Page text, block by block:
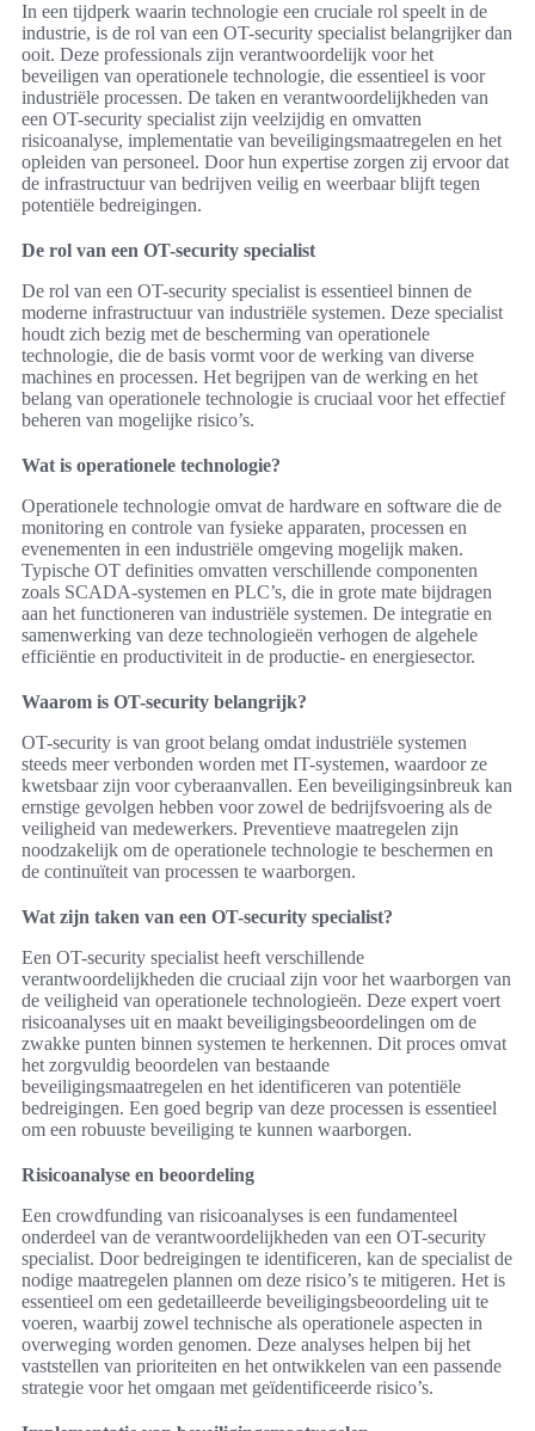
In een tijdperk waarin technologie een cruciale rol speelt in de
industrie, is de rol van een OT-security specialist belangrijker dan
ooit. Deze professionals zijn verantwoordelijk voor het
beveiligen van operationele technologie, die essentieel is voor
industriële processen. De taken en verantwoordelijkheden van
een OT-security specialist zijn veelzijdig en omvatten
risicoanalyse, implementatie van beveiligingsmaatregelen en het
opleiden van personeel. Door hun expertise zorgen zij ervoor dat
de infrastructuur van bedrijven veilig en weerbaar blijft tegen
potentiële bedreigingen.
De rol van een OT-security specialist
De rol van een OT-security specialist is essentieel binnen de
moderne infrastructuur van industriële systemen. Deze specialist
houdt zich bezig met de bescherming van operationele
technologie, die de basis vormt voor de werking van diverse
machines en processen. Het begrijpen van de werking en het
belang van operationele technologie is cruciaal voor het effectief
beheren van mogelijke risico’s.
Wat is operationele technologie?
Operationele technologie omvat de hardware en software die de
monitoring en controle van fysieke apparaten, processen en
evenementen in een industriële omgeving mogelijk maken.
Typische OT definities omvatten verschillende componenten
zoals SCADA-systemen en PLC’s, die in grote mate bijdragen
aan het functioneren van industriële systemen. De integratie en
samenwerking van deze technologieën verhogen de algehele
efficiëntie en productiviteit in de productie- en energiesector.
Waarom is OT-security belangrijk?
OT-security is van groot belang omdat industriële systemen
steeds meer verbonden worden met IT-systemen, waardoor ze
kwetsbaar zijn voor cyberaanvallen. Een beveiligingsinbreuk kan
ernstige gevolgen hebben voor zowel de bedrijfsvoering als de
veiligheid van medewerkers. Preventieve maatregelen zijn
noodzakelijk om de operationele technologie te beschermen en
de continuïteit van processen te waarborgen.
Wat zijn taken van een OT-security specialist?
Een OT-security specialist heeft verschillende
verantwoordelijkheden die cruciaal zijn voor het waarborgen van
de veiligheid van operationele technologieën. Deze expert voert
risicoanalyses uit en maakt beveiligingsbeoordelingen om de
zwakke punten binnen systemen te herkennen. Dit proces omvat
het zorgvuldig beoordelen van bestaande
beveiligingsmaatregelen en het identificeren van potentiële
bedreigingen. Een goed begrip van deze processen is essentieel
om een robuuste beveiliging te kunnen waarborgen.
Risicoanalyse en beoordeling
Een crowdfunding van risicoanalyses is een fundamenteel
onderdeel van de verantwoordelijkheden van een OT-security
specialist. Door bedreigingen te identificeren, kan de specialist de
nodige maatregelen plannen om deze risico’s te mitigeren. Het is
essentieel om een gedetailleerde beveiligingsbeoordeling uit te
voeren, waarbij zowel technische als operationele aspecten in
overweging worden genomen. Deze analyses helpen bij het
vaststellen van prioriteiten en het ontwikkelen van een passende
strategie voor het omgaan met geïdentificeerde risico’s.